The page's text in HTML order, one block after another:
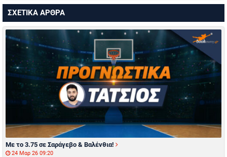
ΣΧΕΤΙΚΑ ΑΡΘΡΑ
Με το 3.75 σε Σαράγεβο & Βαλένθια!
24 Μαρ 26 09:20